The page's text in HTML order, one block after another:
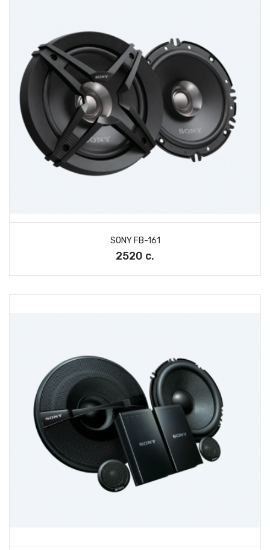
SONY FB-161
2520 с.